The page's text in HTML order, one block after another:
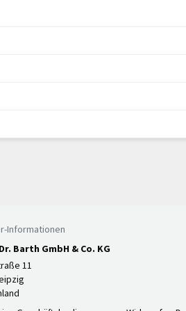
Informationen
Barth GmbH & Co. KG
11